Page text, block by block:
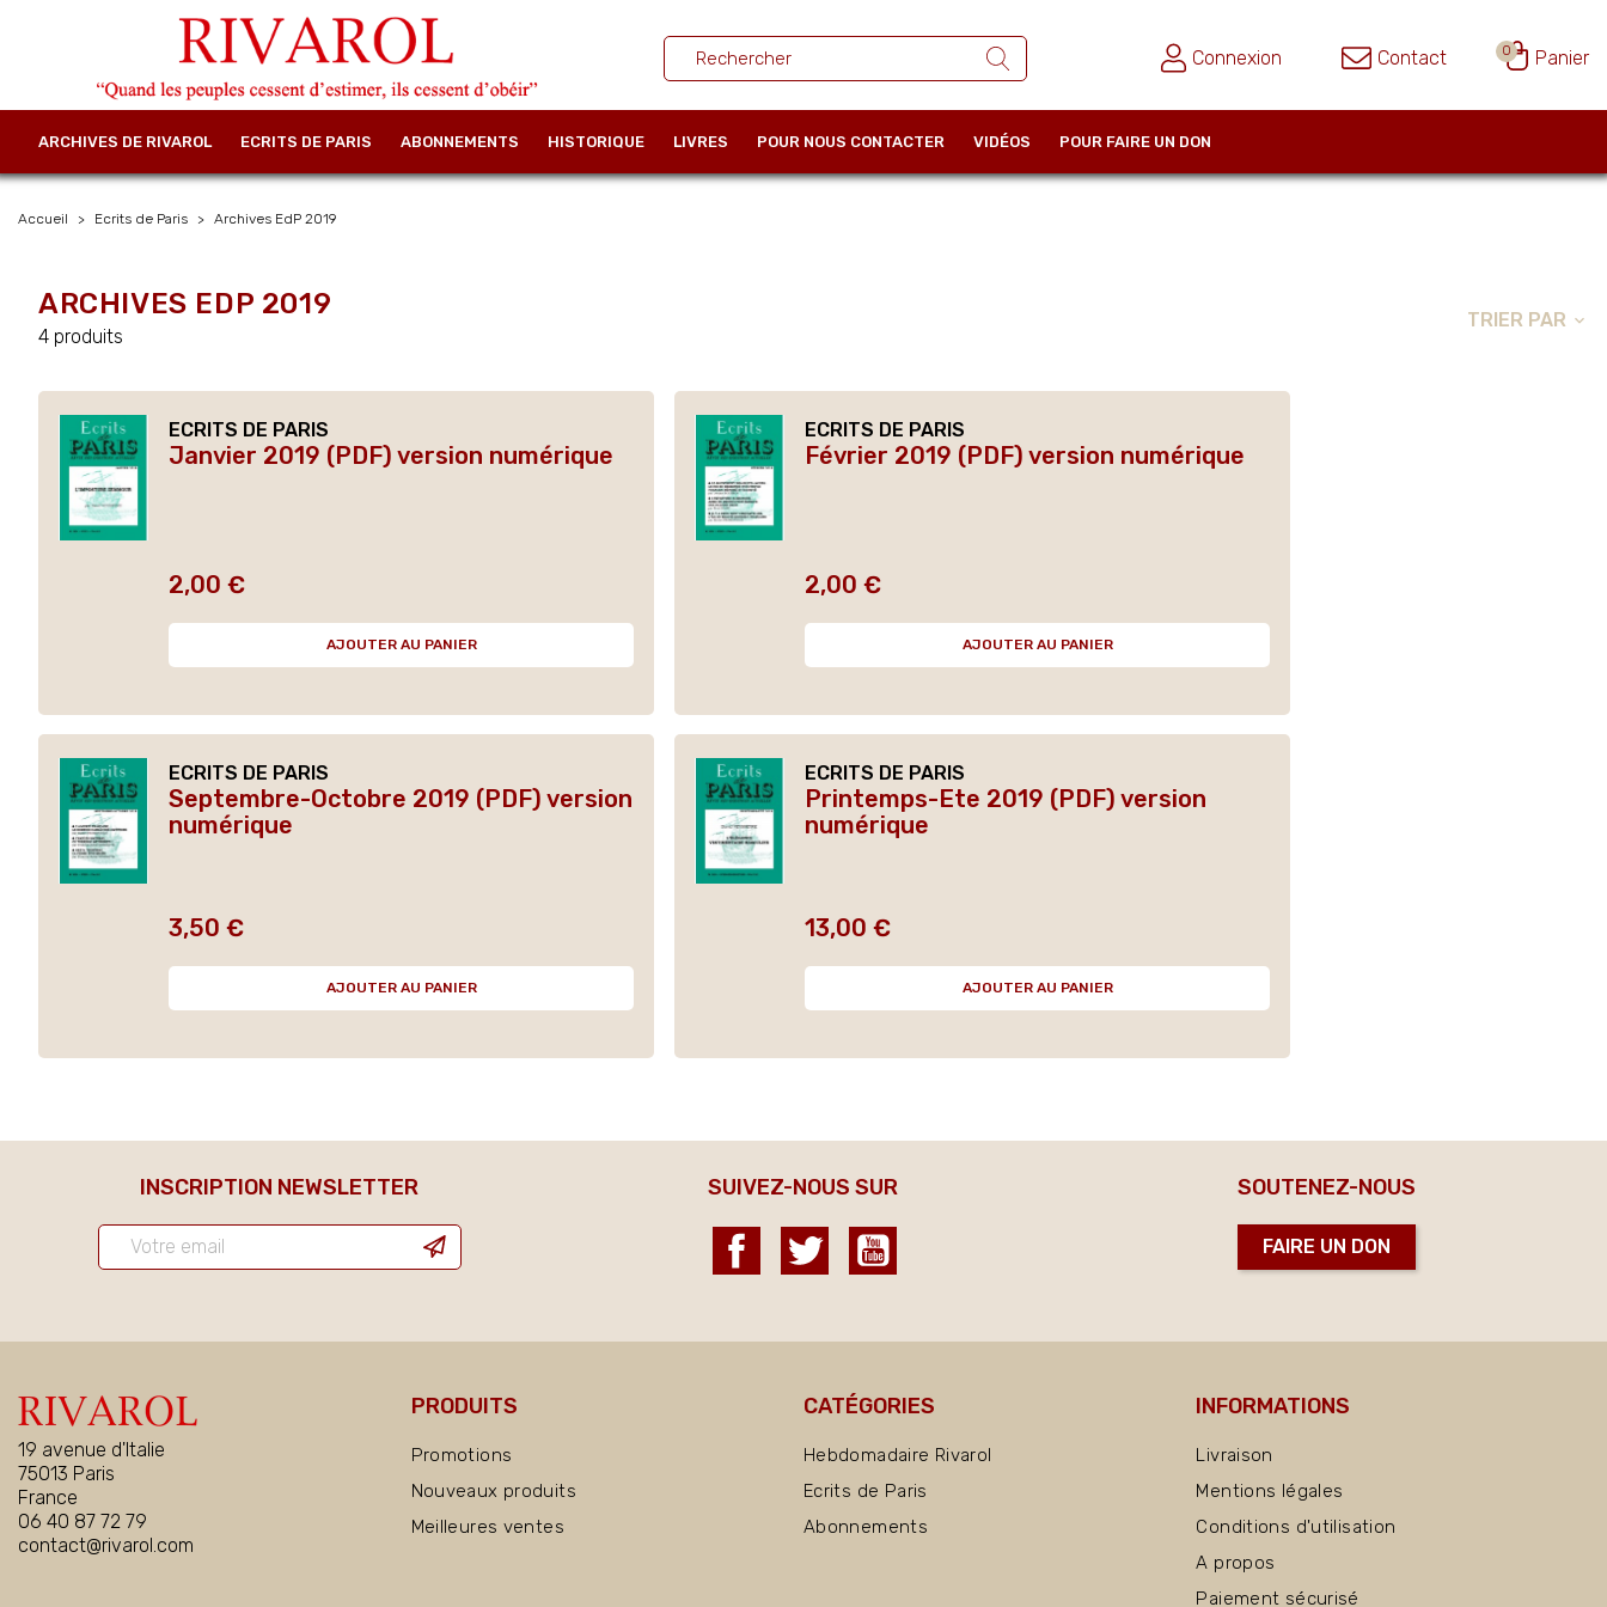
Connexion Contact 0 Panier
ARCHIVES DE RIVAROL ECRITS DE PARIS ABONNEMENTS HISTORIQUE LIVRES POUR NOUS CONTACTER VIDÉOS POUR FAIRE UN DON
Accueil Ecrits de Paris Archives EdP 2019
ARCHIVES EDP 2019
4 produits
TRIER PAR expand_more
ECRITS DE PARIS
Janvier 2019 (PDF) version numérique
Prix
2,00 €
AJOUTER AU PANIER
ECRITS DE PARIS
Février 2019 (PDF) version numérique
Prix
2,00 €
AJOUTER AU PANIER
ECRITS DE PARIS
Septembre-Octobre 2019 (PDF) version
numérique
Prix
3,50 €
AJOUTER AU PANIER
ECRITS DE PARIS
Printemps-Ete 2019 (PDF) version
numérique
Prix
13,00 €
AJOUTER AU PANIER
INSCRIPTION NEWSLETTER SUIVEZ-NOUS SUR
Facebook Twitter
SOUTENEZ-NOUS
FAIRE UN DON
19 avenue d'Italie
75013 Paris
France
06 40 87 72 79
contact@rivarol.com
PRODUITS
Promotions
Nouveaux produits
Meilleures ventes
CATÉGORIES
Hebdomadaire Rivarol
Ecrits de Paris
Abonnements
INFORMATIONS
Livraison
Mentions légales
Conditions d'utilisation
A propos
Paiement sécurisé